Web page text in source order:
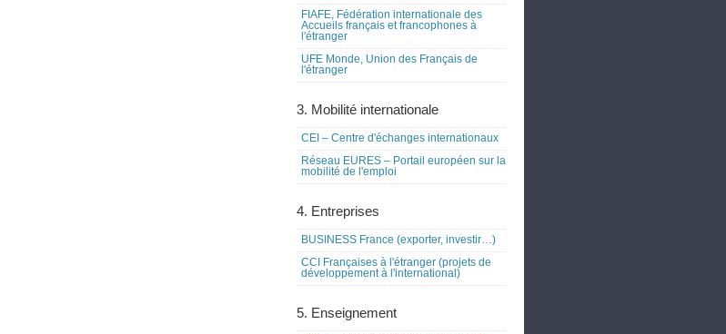
FIAFE, Fédération internationale des
Accueils français et francophones à
l'étranger
UFE Monde, Union des Français de
l'étranger
3. Mobilité internationale
CEI – Centre d'échanges internationaux
Réseau EURES – Portail européen sur la
mobilité de l'emploi
4. Entreprises
BUSINESS France (exporter, investir…)
CCI Françaises à l'étranger (projets de
développement à l'international)
5. Enseignement